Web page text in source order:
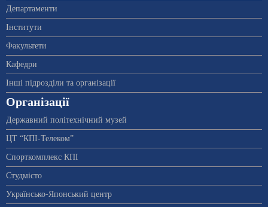
Департаменти
Інститути
Факультети
Кафедри
Інші підрозділи та організації
Організації
Державний політехнічний музей
ЦТ “КПІ-Телеком”
Спорткомплекс КПІ
Студмісто
Українсько-Японський центр